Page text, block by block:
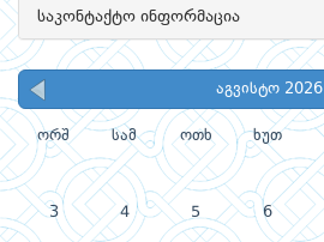
საკონტაქტო ინფორმაცია
აგვისტო 2026
ორშ სამ ოთხ ხუთ
3 4 5 6